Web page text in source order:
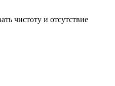
чистоту и отсутствие